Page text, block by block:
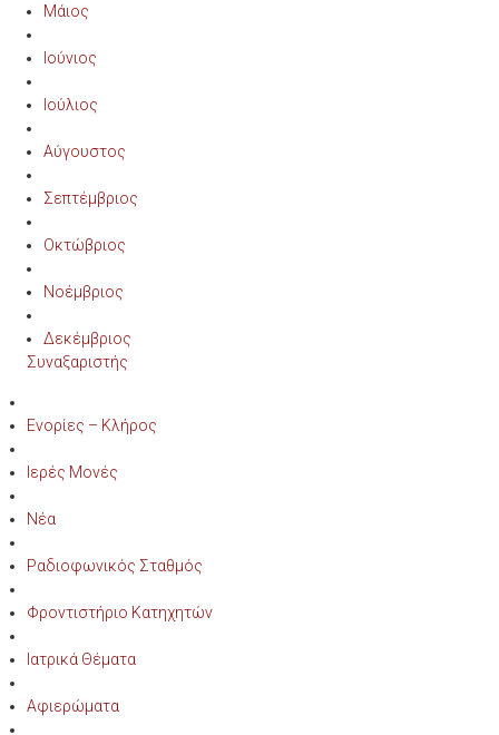
Μάιος
Ιούνιος
Ιούλιος
Αύγουστος
Σεπτέμβριος
Οκτώβριος
Νοέμβριος
Δεκέμβριος
Συναξαριστής
Ενορίες – Κλήρος
Ιερές Μονές
Νέα
Ραδιοφωνικός Σταθμός
Φροντιστήριο Κατηχητών
Ιατρικά Θέματα
Αφιερώματα